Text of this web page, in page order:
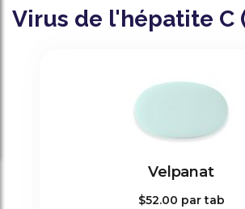
Virus de l'hépatite C
Velpanat
$52.00 par tab